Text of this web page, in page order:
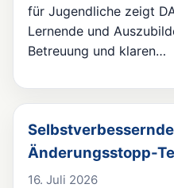
für Jugendliche zeigt
Lernende und
Betreuung und klaren…
Änderungsstopp-
16. Juli 2026